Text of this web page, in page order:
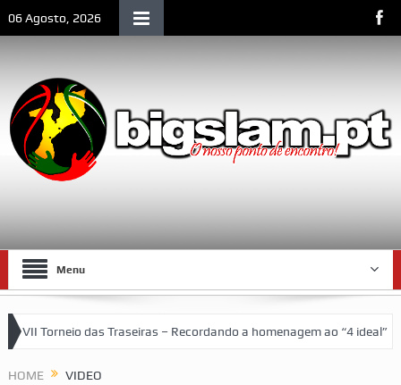
06 Agosto, 2026
Menu
das Traseiras – Recordando a homenagem ao “4 ideal” (antigos
HOME VIDEO